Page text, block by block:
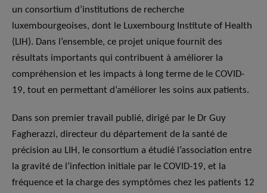
un consortium d’institutions de recherche
luxembourgeoises, dont le Luxembourg Institute of Health
(LIH). Dans l’ensemble, ce projet unique fournit des
résultats importants qui contribuent à améliorer la
compréhension et les impacts à long terme de le COVID-
19, tout en permettant d’améliorer les soins aux patients.
Dans son premier travail publié, dirigé par le Dr Guy
Fagherazzi, directeur du département de la santé de
précision au LIH, le consortium a étudié l’association entre
la gravité de l’infection initiale par le COVID-19, et la
fréquence et la charge des symptômes chez les patients 12